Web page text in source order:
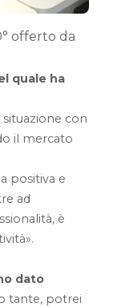
offerto da
quale ha
con
il mercato
positiva e
ad
è
dato
tante, potrei